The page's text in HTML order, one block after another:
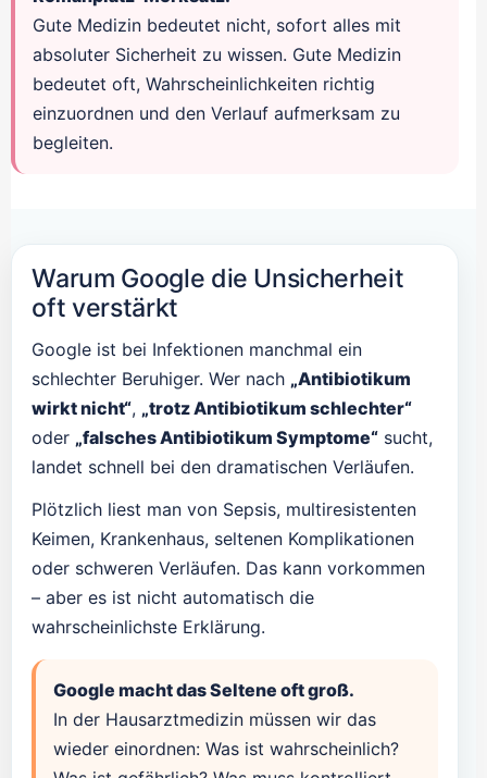
Gute Medizin bedeutet nicht, sofort alles mit
absoluter Sicherheit zu wissen. Gute Medizin
bedeutet oft, Wahrscheinlichkeiten richtig
einzuordnen und den Verlauf aufmerksam zu
begleiten.
Warum Google die Unsicherheit
oft verstärkt
Google ist bei Infektionen manchmal ein
schlechter Beruhiger. Wer nach „Antibiotikum
wirkt nicht“, „trotz Antibiotikum schlechter“
oder „falsches Antibiotikum Symptome“ sucht,
landet schnell bei den dramatischen Verläufen.
Plötzlich liest man von Sepsis, multiresistenten
Keimen, Krankenhaus, seltenen Komplikationen
oder schweren Verläufen. Das kann vorkommen
– aber es ist nicht automatisch die
wahrscheinlichste Erklärung.
Google macht das Seltene oft groß.
In der Hausarztmedizin müssen wir das
wieder einordnen: Was ist wahrscheinlich?